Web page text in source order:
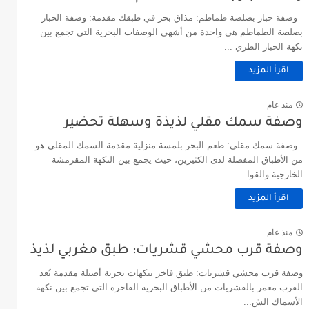
وصفة حبار بصلصة طماطم: مذاق بحر في طبقك مقدمة: وصفة الحبار
بصلصة الطماطم هي واحدة من أشهى الوصفات البحرية التي تجمع بين
نكهة الحبار الطري ...
اقرأ المزيد
منذ عام
وصفة سمك مقلي لذيذة وسهلة تحضير
وصفة سمك مقلي: طعم البحر بلمسة منزلية مقدمة السمك المقلي هو
من الأطباق المفضلة لدى الكثيرين، حيث يجمع بين النكهة المقرمشة
الخارجية والقوا...
اقرأ المزيد
منذ عام
وصفة قرب محشي قشريات: طبق مغربي لذيذ
وصفة قرب محشي قشريات: طبق فاخر بنكهات بحرية أصيلة مقدمة تُعد
القرب معمر بالقشريات من الأطباق البحرية الفاخرة التي تجمع بين نكهة
الأسماك الش...